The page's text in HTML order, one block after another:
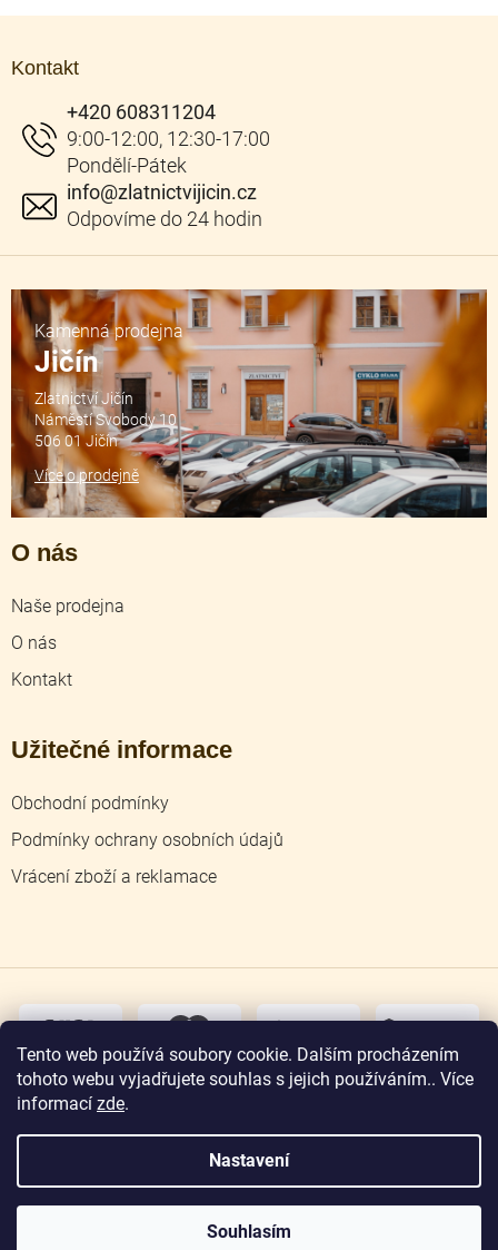
Tento web používá soubory cookie. Dalším procházením
tohoto webu vyjadřujete souhlas s jejich používáním.. Více
informací zde.
Nastavení
Souhlasím
Kontakt
info@zlatnictvijicin.cz
+420 608311204
O nás
Naše prodejna
O nás
Kontakt
Užitečné informace
Obchodní podmínky
Podmínky ochrany osobních údajů
Vrácení zboží a reklamace
Kamenná prodejna
Jičín
Zlatnictví Jičín
Náměstí Svobody 10
506 01 Jičín
Více o prodejně
osobní
Copyright 2026Zlatnictví Jičín. Všechna práva
vyhrazena.